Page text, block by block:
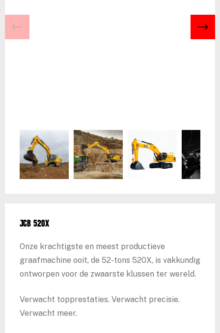
JCB 520X
Onze krachtigste en meest productieve
graafmachine ooit, de 52-tons 520X, is vakkundig
ontworpen voor de zwaarste klussen ter wereld.
Verwacht topprestaties. Verwacht precisie.
Verwacht meer.